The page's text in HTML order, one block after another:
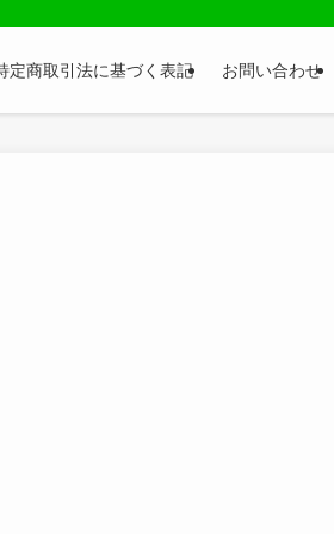
定商取引法に基づく表記 お問い合わせ